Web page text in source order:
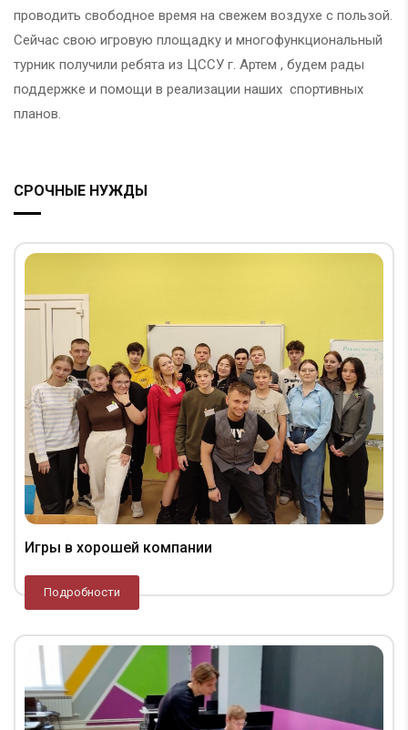
проводить свободное время на свежем воздухе с пользой.
Сейчас свою игровую площадку и многофункциональный
турник получили ребята из ЦССУ г. Артем , будем рады
поддержке и помощи в реализации наших спортивных
планов.
СРОЧНЫЕ НУЖДЫ
Игры в хорошей компании
Подробности